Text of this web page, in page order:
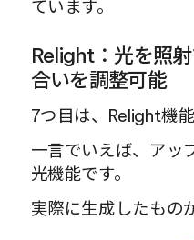
ています。
Relight：光を照
合いを調整可能
7つ目は、Relight機能
一言でいえば、アッ
光機能です。
実際に生成したもの